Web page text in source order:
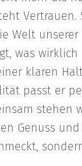
Vertrauen.
Welt unserer
was wirklich
klaren
passt er
stehen
Genuss